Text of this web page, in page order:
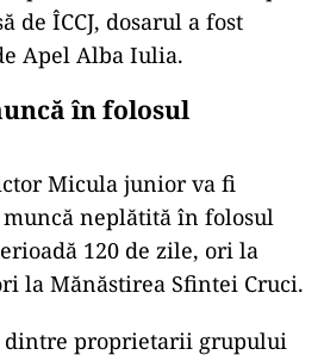
polițiștii nu doar că îi
ci îi permiteau și acces
instituției. În plus, unii
de sancțiuni
Bihor din 10 septembrie
Micula, cât și polițiștii
Oradea. Ulterior, după